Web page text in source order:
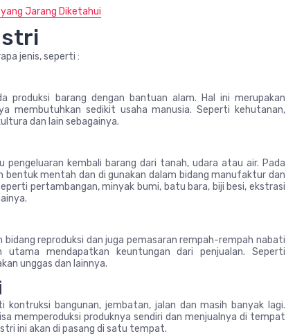
Jarang Diketahui
jenis, seperti :
produksi barang dengan bantuan alam. Hal ini merupakan
membutuhkan sedikit usaha manusia. Seperti kehutanan,
dan lain sebagainya.
pengeluaran kembali barang dari tanah, udara atau air. Pada
mentah dan di gunakan dalam bidang manufaktur dan
pertambangan, minyak bumi, batu bara, biji besi, ekstrasi
bidang reproduksi dan juga pemasaran rempah-rempah nabati
mendapatkan keuntungan dari penjualan. Seperti
unggas dan lainnya.
kontruksi bangunan, jembatan, jalan dan masih banyak lagi.
memperoduksi produknya sendiri dan menjualnya di tempat
ini akan di pasang di satu tempat.